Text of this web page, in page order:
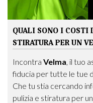
QUALI SONO I COSTI
STIRATURA PER UN
Incontra Velma, il tuo
fiducia per tutte le tue
Che tu stia cercando
pulizia e stiratura per